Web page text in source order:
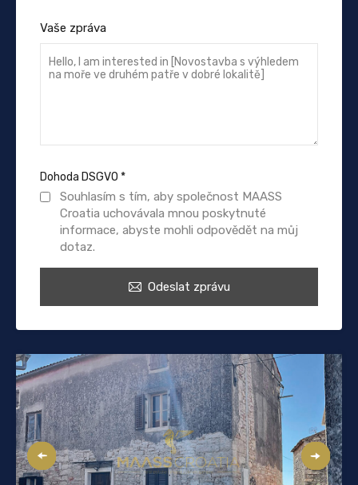
Vaše zpráva
Dohoda DSGVO *
Souhlasím s tím, aby společnost MAASS
Croatia uchovávala mnou poskytnuté
informace, abyste mohli odpovědět na můj
dotaz.
Odeslat zprávu